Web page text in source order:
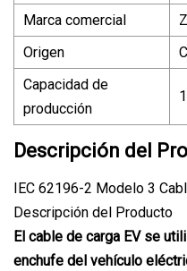
Marca comercial
Origen
Capacidad de
producción
Descripción del
IEC 62196-2 Modelo 3
Descripción del Producto
El cable de carga EV se
enchufe del vehículo